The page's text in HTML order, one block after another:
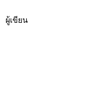
ผู้เขียน